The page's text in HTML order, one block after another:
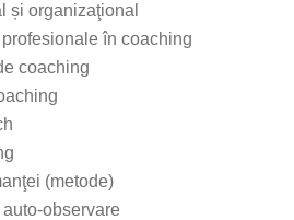
și organizaţional
în coaching
coaching
(metode)
observare